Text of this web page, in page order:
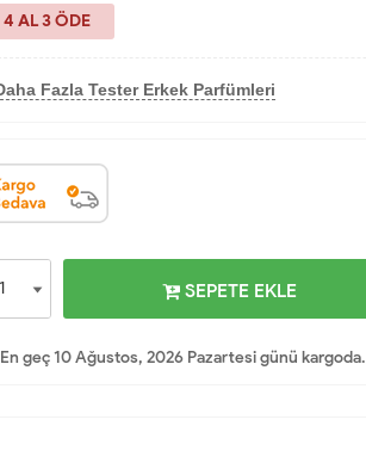
4 AL 3 ÖDE
Fazla Tester Erkek Parfümleri
SEPETE EKLE
geç 10 Ağustos, 2026 Pazartesi günü kargoda.